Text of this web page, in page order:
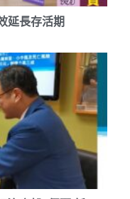
延長存活期